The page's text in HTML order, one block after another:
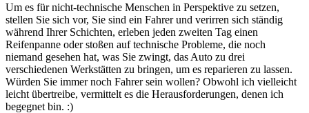
Um es für nicht-technische Menschen in Perspektive zu setzen,
stellen Sie sich vor, Sie sind ein Fahrer und verirren sich ständig
während Ihrer Schichten, erleben jeden zweiten Tag einen
Reifenpanne oder stoßen auf technische Probleme, die noch
niemand gesehen hat, was Sie zwingt, das Auto zu drei
verschiedenen Werkstätten zu bringen, um es reparieren zu lassen.
Würden Sie immer noch Fahrer sein wollen? Obwohl ich vielleicht
leicht übertreibe, vermittelt es die Herausforderungen, denen ich
begegnet bin. :)